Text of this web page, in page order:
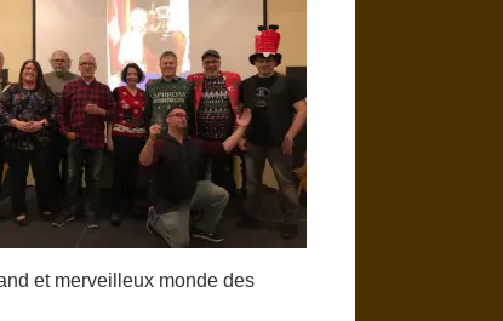
et merveilleux monde des